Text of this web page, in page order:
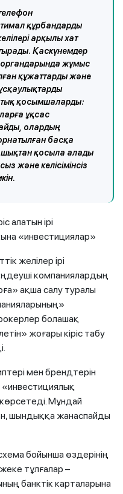
құрбандарды
арқылы хат
Қаскүнемдер
органдарында жұмыс
құжаттарды және
қосымшаларды:
ұқсас
олардың
басқа
қосыла алады
және келісімінсіз
алатын ірі
«инвестициялар»
желілер ірі
компаниялардың
ақша салу туралы
болашақ
жоғары кіріс табу
мен брендтерін
«инвестициялық
Мұндай
шындыққа жанаспайды
бойынша өздерінің
тұлғалар –
банктік карталарына